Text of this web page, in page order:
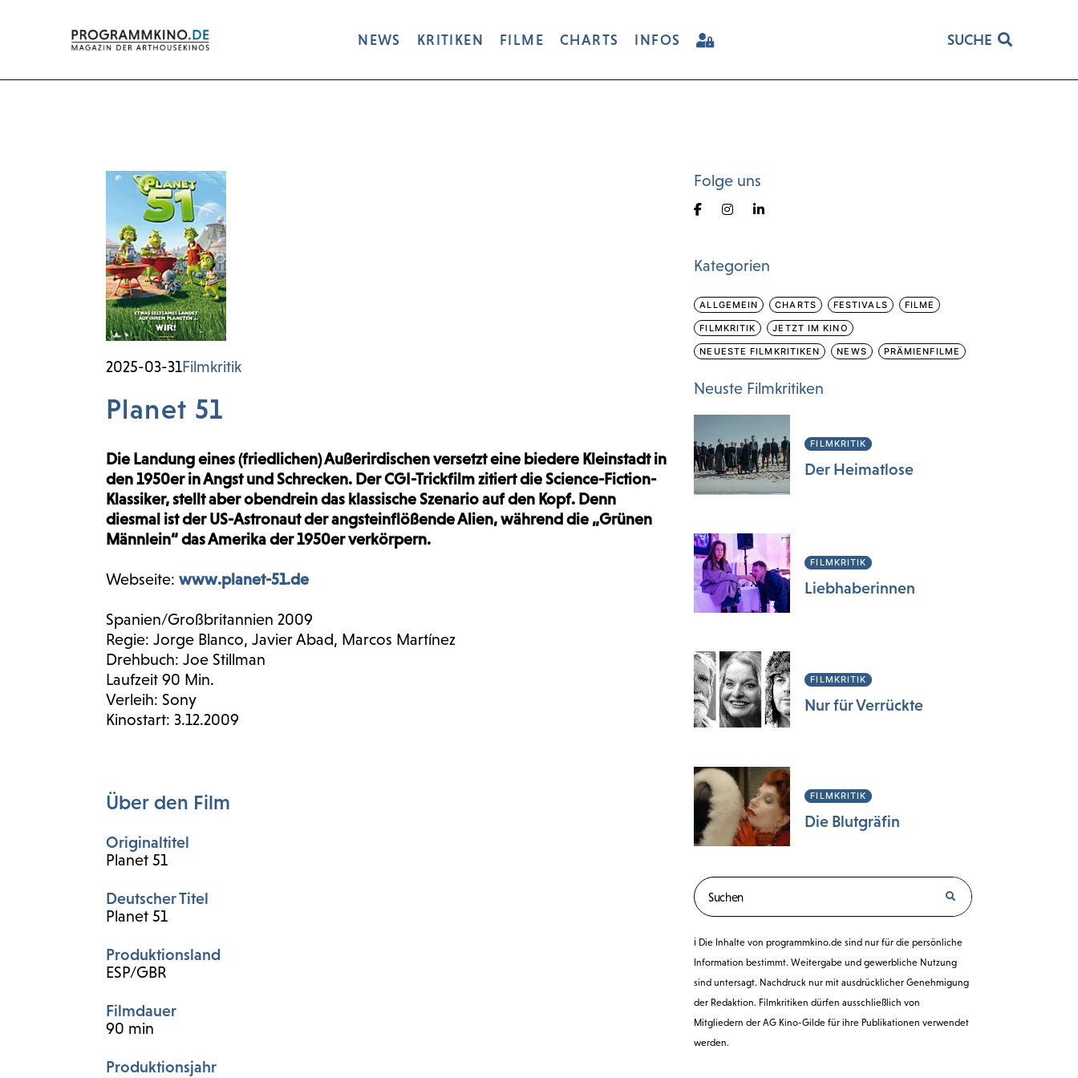
NEWS KRITIKEN FILME CHARTS INFOS SUCHE
2025-03-31Filmkritik
Planet 51
Die Landung eines (friedlichen) Außerirdischen versetzt eine biedere Kleinstadt in
den 1950er in Angst und Schrecken. Der CGI-Trickfilm zitiert die Science-Fiction-
Klassiker, stellt aber obendrein das klassische Szenario auf den Kopf. Denn
diesmal ist der US-Astronaut der angsteinflößende Alien, während die „Grünen
Männlein“ das Amerika der 1950er verkörpern.
Webseite: www.planet-51.de
Spanien/Großbritannien 2009
Regie: Jorge Blanco, Javier Abad, Marcos Martínez
Drehbuch: Joe Stillman
Laufzeit 90 Min.
Verleih: Sony
Kinostart: 3.12.2009
Über den Film
Originaltitel
Planet 51
Deutscher Titel
Planet 51
Produktionsland
ESP/GBR
Filmdauer
90 min
Produktionsjahr
Folge uns
Kategorien
ALLGEMEIN CHARTS FESTIVALS FILME
FILMKRITIK JETZT IM KINO
NEUESTE FILMKRITIKEN NEWS PRÄMIENFILME
Neuste Filmkritiken
FILMKRITIK
Der Heimatlose
FILMKRITIK
Liebhaberinnen
FILMKRITIK
Nur für Verrückte
FILMKRITIK
Die Blutgräfin
ℹ️ Die Inhalte von programmkino.de sind nur für die persönliche
Information bestimmt. Weitergabe und gewerbliche Nutzung
sind untersagt. Nachdruck nur mit ausdrücklicher Genehmigung
der Redaktion. Filmkritiken dürfen ausschließlich von
Mitgliedern der AG Kino-Gilde für ihre Publikationen verwendet
werden.